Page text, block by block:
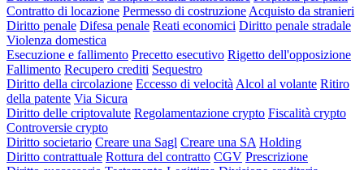
Contratto di locazione Permesso di costruzione Acquisto da stranieri
Diritto penale Difesa penale Reati economici Diritto penale stradale
Violenza domestica
Esecuzione e fallimento Precetto esecutivo Rigetto dell'opposizione
Fallimento Recupero crediti Sequestro
Diritto della circolazione Eccesso di velocità Alcol al volante Ritiro
della patente Via Sicura
Diritto delle criptovalute Regolamentazione crypto Fiscalità crypto
Controversie crypto
Diritto societario Creare una Sagl Creare una SA Holding
Diritto contrattuale Rottura del contratto CGV Prescrizione